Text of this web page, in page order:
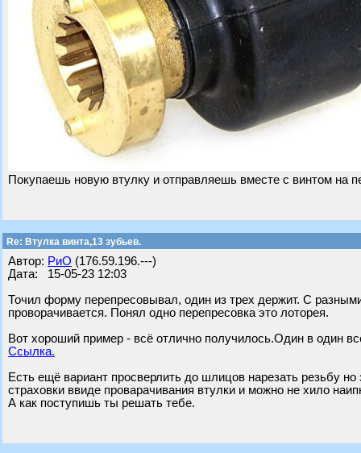
Покупаешь новую втулку и отправляешь вместе с винтом на
Re: Втулка винта,13 зубьев.
Автор: РиО (176.59.196.---)
Дата: 15-05-23 12:03
Точил форму перепресовывал, один из трех держит. С
проворачивается. Понял одно перепресовка это лоторея.
Вот хороший пример - всё отлично получилось.Один в один
Ссылка.
Есть ещё вариант просверлить до шлицов нарезать резьбу
страховки ввиде проварачивания втулки и можно не хило
А как поступишь ты решать тебе.